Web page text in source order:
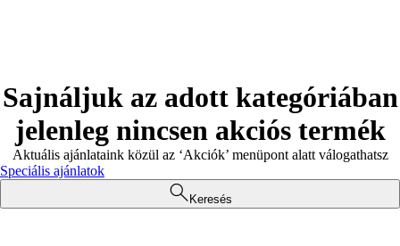
Sajnáljuk az adott kategóriában
jelenleg nincsen akciós termék
Aktuális ajánlataink közül az ‘Akciók’ menüpont alatt válogathatsz
Speciális ajánlatok
Keresés